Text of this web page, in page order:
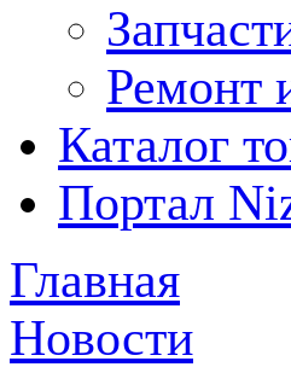
Ремонт
Каталог
Портал
Главная
Новости